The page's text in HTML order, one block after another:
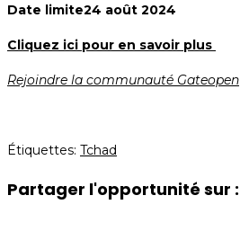
Date limite24 août 2024
Cliquez ici pour en savoir plus
Rejoindre la communauté Gateopen
Étiquettes: Tchad
Partager l'opportunité sur :